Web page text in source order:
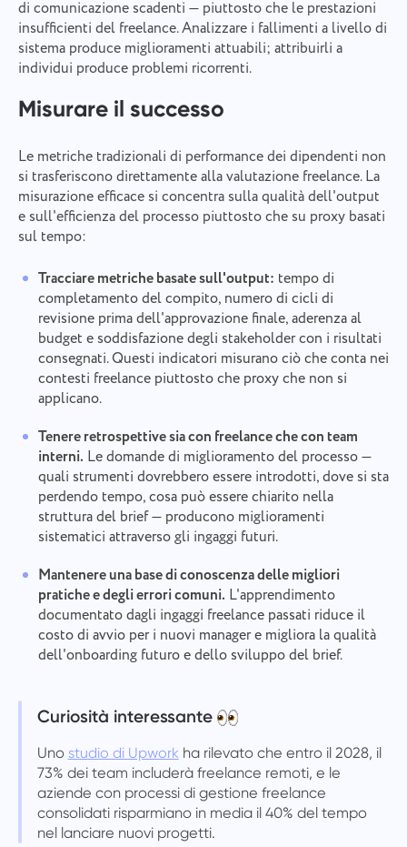
di comunicazione scadenti — piuttosto che le prestazioni
insufficienti del freelance. Analizzare i fallimenti a livello di
sistema produce miglioramenti attuabili; attribuirli a
individui produce problemi ricorrenti.
Misurare il successo
Le metriche tradizionali di performance dei dipendenti non
si trasferiscono direttamente alla valutazione freelance. La
misurazione efficace si concentra sulla qualità dell'output
e sull'efficienza del processo piuttosto che su proxy basati
sul tempo:
Tracciare metriche basate sull'output: tempo di
completamento del compito, numero di cicli di
revisione prima dell'approvazione finale, aderenza al
budget e soddisfazione degli stakeholder con i risultati
consegnati. Questi indicatori misurano ciò che conta nei
contesti freelance piuttosto che proxy che non si
applicano.
Tenere retrospettive sia con freelance che con team
interni. Le domande di miglioramento del processo —
quali strumenti dovrebbero essere introdotti, dove si sta
perdendo tempo, cosa può essere chiarito nella
struttura del brief — producono miglioramenti
sistematici attraverso gli ingaggi futuri.
Mantenere una base di conoscenza delle migliori
pratiche e degli errori comuni. L'apprendimento
documentato dagli ingaggi freelance passati riduce il
costo di avvio per i nuovi manager e migliora la qualità
dell'onboarding futuro e dello sviluppo del brief.
Curiosità interessante
Uno studio di Upwork ha rilevato che entro il 2028, il
73% dei team includerà freelance remoti, e le
aziende con processi di gestione freelance
consolidati risparmiano in media il 40% del tempo
nel lanciare nuovi progetti.